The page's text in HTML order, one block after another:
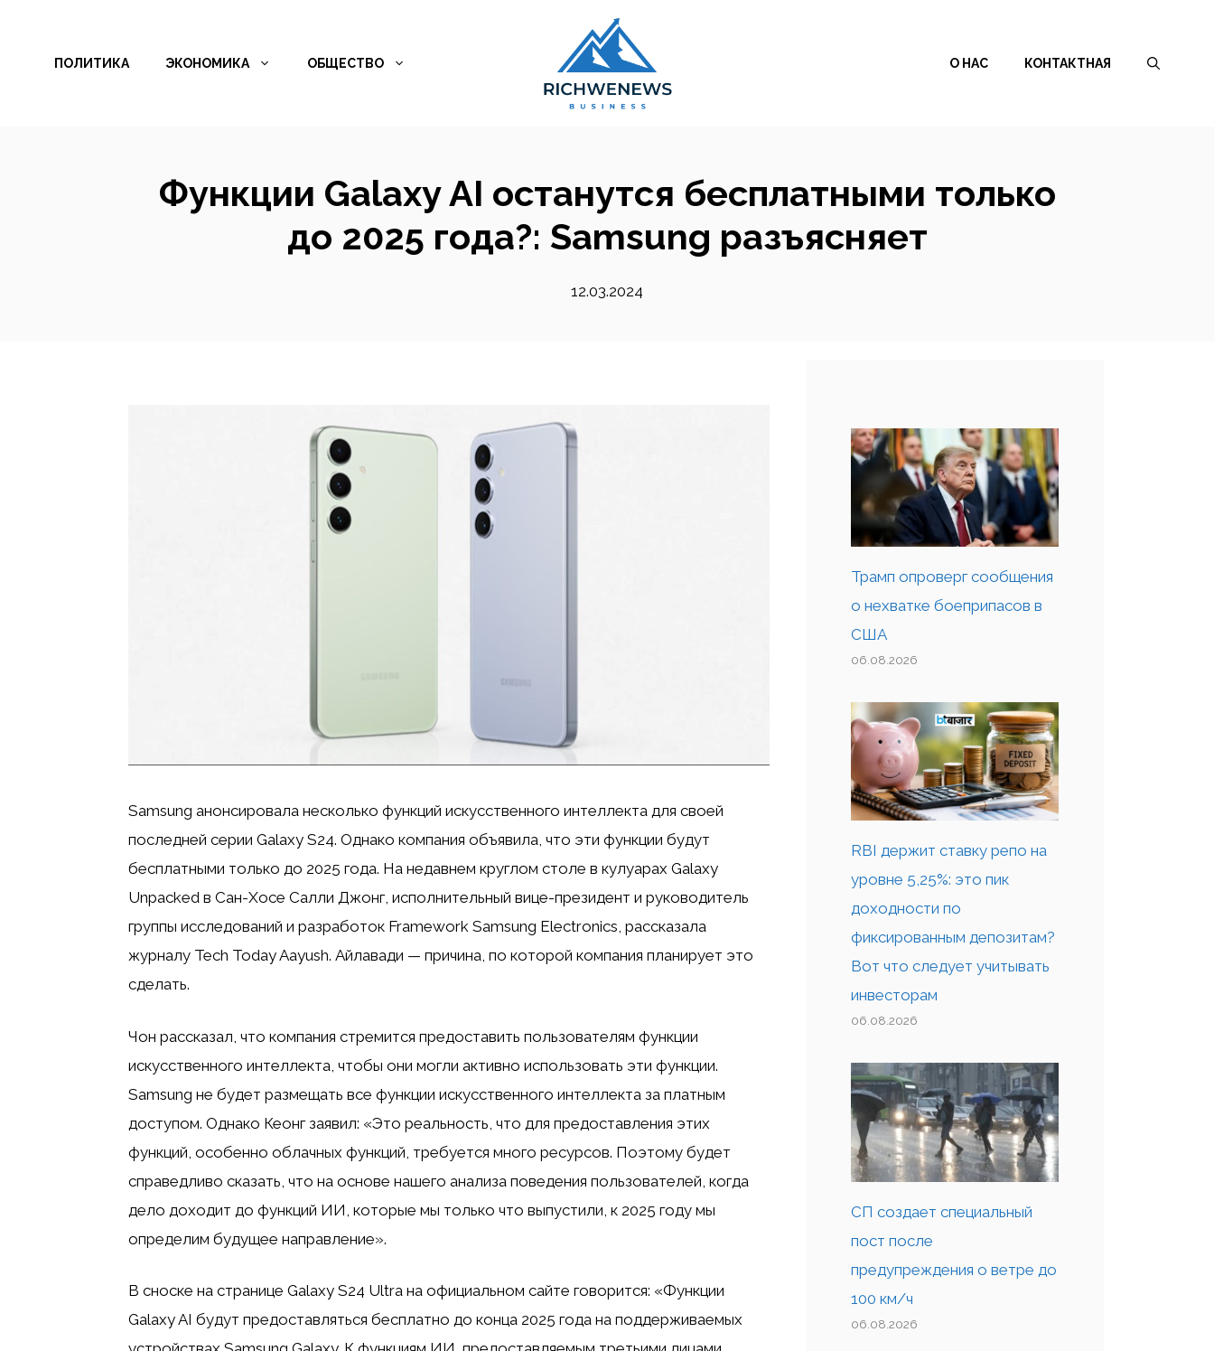
содержимому
ПОЛИТИКА ЭКОНОМИКА ОБЩЕСТВО О НАС КОНТАКТНАЯ
Функции Galaxy AI останутся бесплатными только
до 2025 года?: Samsung разъясняет
12.03.2024
Samsung анонсировала несколько функций искусственного интеллекта для своей
последней серии Galaxy S24. Однако компания объявила, что эти функции будут
бесплатными только до 2025 года. На недавнем круглом столе в кулуарах Galaxy
Unpacked в Сан-Хосе Салли Джонг, исполнительный вице-президент и руководитель
группы исследований и разработок Framework Samsung Electronics, рассказала
журналу Tech Today Aayush. Айлавади — причина, по которой компания планирует это
сделать.
Чон рассказал, что компания стремится предоставить пользователям функции
искусственного интеллекта, чтобы они могли активно использовать эти функции.
Samsung не будет размещать все функции искусственного интеллекта за платным
доступом. Однако Кеонг заявил: «Это реальность, что для предоставления этих
функций, особенно облачных функций, требуется много ресурсов. Поэтому будет
справедливо сказать, что на основе нашего анализа поведения пользователей, когда
дело доходит до функций ИИ, которые мы только что выпустили, к 2025 году мы
определим будущее направление».
В сноске на странице Galaxy S24 Ultra на официальном сайте говорится: «Функции
Galaxy AI будут предоставляться бесплатно до конца 2025 года на поддерживаемых
Трамп опроверг сообщения
о нехватке боеприпасов в
США
06.08.2026
RBI держит ставку репо на
уровне 5,25%: это пик
доходности по
фиксированным депозитам?
Вот что следует учитывать
инвесторам
06.08.2026
СП создает специальный
пост после
предупреждения о ветре до
100 км/ч
06.08.2026